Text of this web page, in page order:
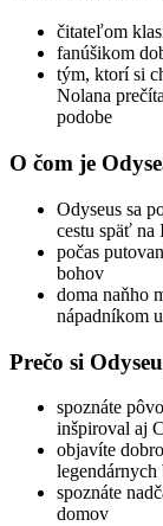
čitateľom
fanúšikom
tým, ktorí si
Nolana
podobe
O čom je
Odyseus sa
cestu späť na
počas
bohov
doma naňho
nápadníkom
Prečo si
spoznáte
inšpiroval aj
objavíte
legendárnych
spoznáte
domov